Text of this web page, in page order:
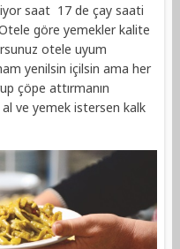
saat 17 de çay saati
göre yemekler kalite
otele uyum
yenilsin içilsin ama her
çöpe attırmanın
al ve yemek istersen kalk